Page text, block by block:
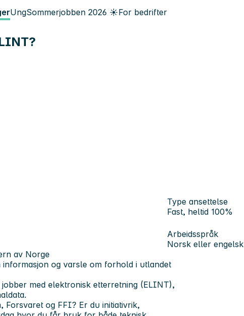
UngSommerjobben 2026 ☀️For bedrifter
Type ansettelse
Fast, heltid 100%
Arbeidsspråk
Norsk eller engelsk
av Norge
informasjon og varsle om forhold i utlandet
med elektronisk etterretning (ELINT),
Forsvaret og FFI? Er du initiativrik,